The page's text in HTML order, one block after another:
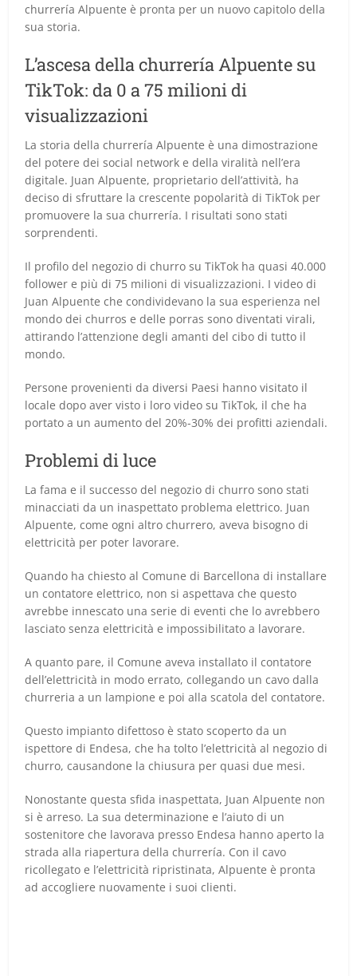
churrería Alpuente è pronta per un nuovo capitolo della
sua storia.
L’ascesa della churrería Alpuente su
TikTok: da 0 a 75 milioni di
visualizzazioni
La storia della churrería Alpuente è una dimostrazione
del potere dei social network e della viralità nell’era
digitale. Juan Alpuente, proprietario dell’attività, ha
deciso di sfruttare la crescente popolarità di TikTok per
promuovere la sua churrería. I risultati sono stati
sorprendenti.
Il profilo del negozio di churro su TikTok ha quasi 40.000
follower e più di 75 milioni di visualizzazioni. I video di
Juan Alpuente che condividevano la sua esperienza nel
mondo dei churros e delle porras sono diventati virali,
attirando l’attenzione degli amanti del cibo di tutto il
mondo.
Persone provenienti da diversi Paesi hanno visitato il
locale dopo aver visto i loro video su TikTok, il che ha
portato a un aumento del 20%-30% dei profitti aziendali.
Problemi di luce
La fama e il successo del negozio di churro sono stati
minacciati da un inaspettato problema elettrico. Juan
Alpuente, come ogni altro churrero, aveva bisogno di
elettricità per poter lavorare.
Quando ha chiesto al Comune di Barcellona di installare
un contatore elettrico, non si aspettava che questo
avrebbe innescato una serie di eventi che lo avrebbero
lasciato senza elettricità e impossibilitato a lavorare.
A quanto pare, il Comune aveva installato il contatore
dell’elettricità in modo errato, collegando un cavo dalla
churreria a un lampione e poi alla scatola del contatore.
Questo impianto difettoso è stato scoperto da un
ispettore di Endesa, che ha tolto l’elettricità al negozio di
churro, causandone la chiusura per quasi due mesi.
Nonostante questa sfida inaspettata, Juan Alpuente non
si è arreso. La sua determinazione e l’aiuto di un
sostenitore che lavorava presso Endesa hanno aperto la
strada alla riapertura della churrería. Con il cavo
ricollegato e l’elettricità ripristinata, Alpuente è pronta
ad accogliere nuovamente i suoi clienti.